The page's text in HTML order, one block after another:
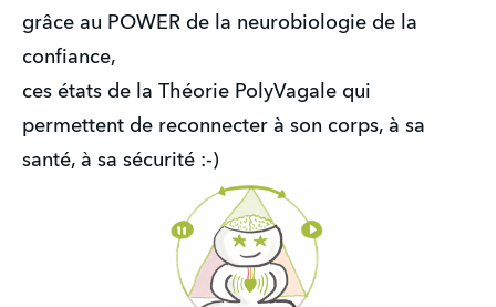
grâce au POWER de la neurobiologie de la
confiance,
ces états de la Théorie PolyVagale qui
permettent de reconnecter à son corps, à sa
santé, à sa sécurité :-)